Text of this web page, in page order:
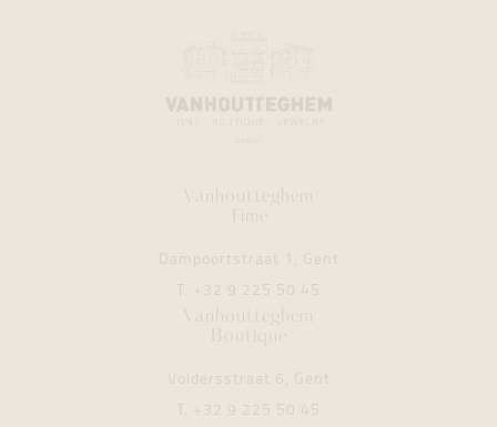
Vanhoutteghem
Time
Dampoortstraat 1, Gent
T. +32 9 225 50 45
Vanhoutteghem
Boutique
Voldersstraat 6, Gent
T. +32 9 225 50 45